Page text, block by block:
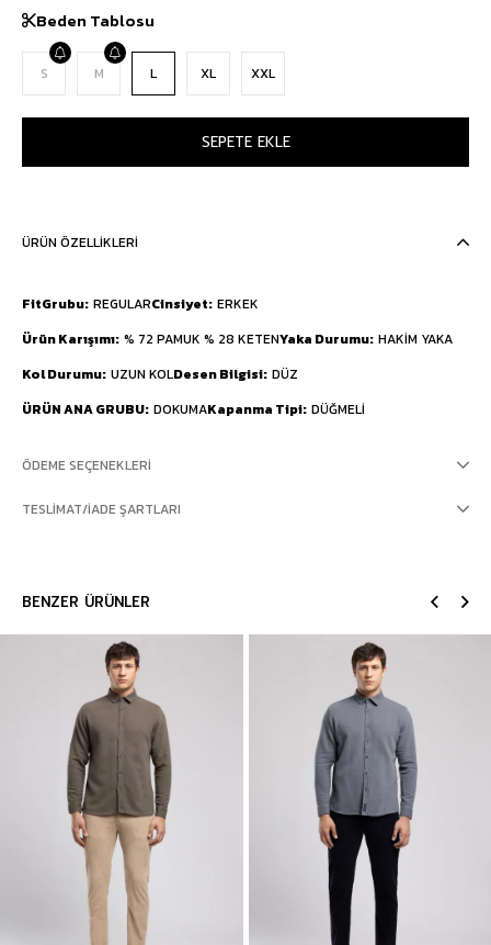
Beden Tablosu
S M L XL XXL
ÜRÜN ÖZELLIKLERI
FitGrubu REGULARCinsiyet ERKEK
Ürün Karışımı % 72 PAMUK % 28 KETENYaka Durumu HAKİM YAKA
Kol Durumu UZUN KOLDesen Bilgisi DÜZ
ÜRÜN ANA GRUBU DOKUMAKapanma Tipi DÜĞMELİ
ÖDEME SEÇENEKLERI
TESLIMAT/İADE ŞARTLARI
BENZER ÜRÜNLER